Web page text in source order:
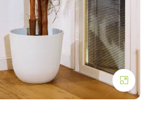
Click to enlarge